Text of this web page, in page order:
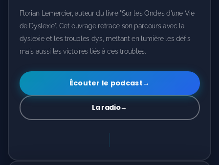
Florian Lemercier, auteur du livre "Sur les Ondes d'une Vie
de Dyslexie". Cet ouvrage retrace son parcours avec la
dyslexie et les troubles dys, mettant en lumière les défis
mais aussi les victoires liés à ces troubles.
Écouter le podcast→
La radio→